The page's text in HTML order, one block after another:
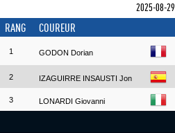
2025-08-29
RANG COUREUR
1 GODON Dorian
2 IZAGUIRRE INSAUSTI Jon
3 LONARDI Giovanni